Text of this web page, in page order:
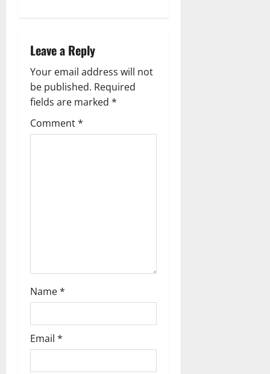
v
i
g
a
Leave a Reply
Your email address will not
be published. Required
fields are marked *
Comment*
Name*
Email *